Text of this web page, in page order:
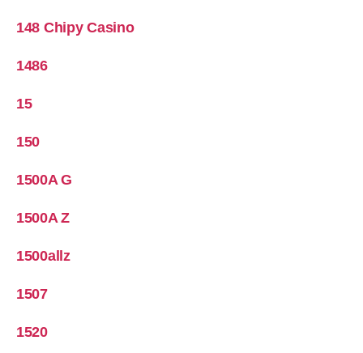
148 Chipy Casino
1486
15
150
1500A G
1500A Z
1500allz
1507
1520